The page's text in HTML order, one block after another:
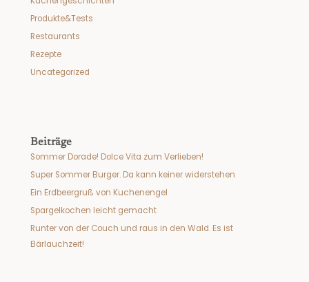
Produkte&Tests
Restaurants
Rezepte
Uncategorized
Beiträge
Sommer Dorade! Dolce Vita zum Verlieben!
Super Sommer Burger. Da kann keiner widerstehen
Ein Erdbeergruß von Kuchenengel
Spargelkochen leicht gemacht
Runter von der Couch und raus in den Wald. Es ist
Bärlauchzeit!